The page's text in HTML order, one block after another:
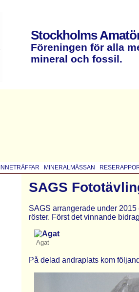
Stockholms
Föreningen för alla
mineral och fossil.
INNETRÄFFAR MINERALMÄSSAN
SAGS
SAGS arrangerade under
röster. Först det vinnande
Agat
På delad andraplats kom